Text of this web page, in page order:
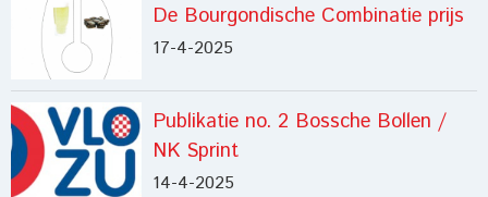
De Bourgondische Combinatie prijs
17-4-2025
Publikatie no. 2 Bossche Bollen /
NK Sprint
14-4-2025